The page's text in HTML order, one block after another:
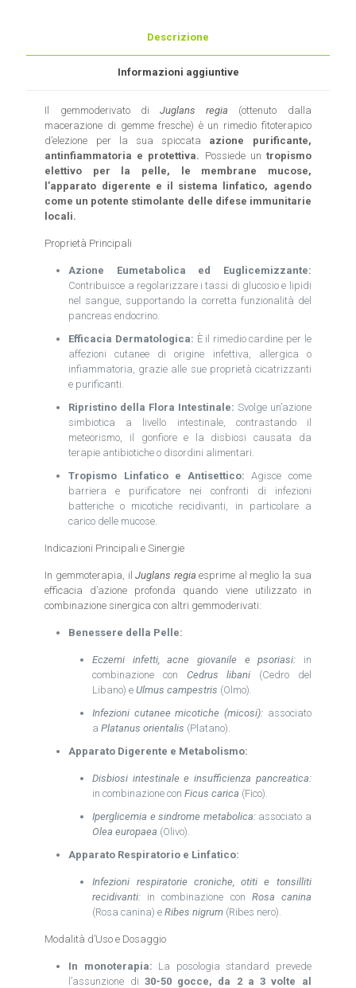
Descrizione
Informazioni aggiuntive
Il gemmoderivato di Juglans regia (ottenuto dalla
macerazione di gemme fresche) è un rimedio fitoterapico
d’elezione per la sua spiccata azione purificante,
antinfiammatoria e protettiva. Possiede un tropismo
elettivo per la pelle, le membrane mucose,
l’apparato digerente e il sistema linfatico, agendo
come un potente stimolante delle difese immunitarie
locali.
Proprietà Principali
Azione Eumetabolica ed Euglicemizzante:
Contribuisce a regolarizzare i tassi di glucosio e lipidi
nel sangue, supportando la corretta funzionalità del
pancreas endocrino.
Efficacia Dermatologica: È il rimedio cardine per le
affezioni cutanee di origine infettiva, allergica o
infiammatoria, grazie alle sue proprietà cicatrizzanti
e purificanti.
Ripristino della Flora Intestinale: Svolge un’azione
simbiotica a livello intestinale, contrastando il
meteorismo, il gonfiore e la disbiosi causata da
terapie antibiotiche o disordini alimentari.
Tropismo Linfatico e Antisettico: Agisce come
barriera e purificatore nei confronti di infezioni
batteriche o micotiche recidivanti, in particolare a
carico delle mucose.
Indicazioni Principali e Sinergie
In gemmoterapia, ilJuglans regia esprime al meglio la sua
efficacia d’azione profonda quando viene utilizzato in
combinazione sinergica con altri gemmoderivati:
Benessere della Pelle:
Eczemi infetti, acne giovanile e psoriasi: in
combinazione con Cedrus libani (Cedro del
Libano) eUlmus campestris (Olmo).
Infezioni cutanee micotiche (micosi): associato
aPlatanus orientalis (Platano).
Apparato Digerente e Metabolismo:
Disbiosi intestinale e insufficienza pancreatica:
in combinazione conFicus carica (Fico).
Iperglicemia e sindrome metabolica:associato a
Olea europaea (Olivo).
Apparato Respiratorio e Linfatico:
Infezioni respiratorie croniche, otiti e tonsilliti
recidivanti: in combinazione con Rosa canina
(Rosa canina) eRibes nigrum (Ribes nero).
Modalità d’Uso e Dosaggio
In monoterapia: La posologia standard prevede
l’assunzione di 30-50 gocce, da 2 a 3 volte al